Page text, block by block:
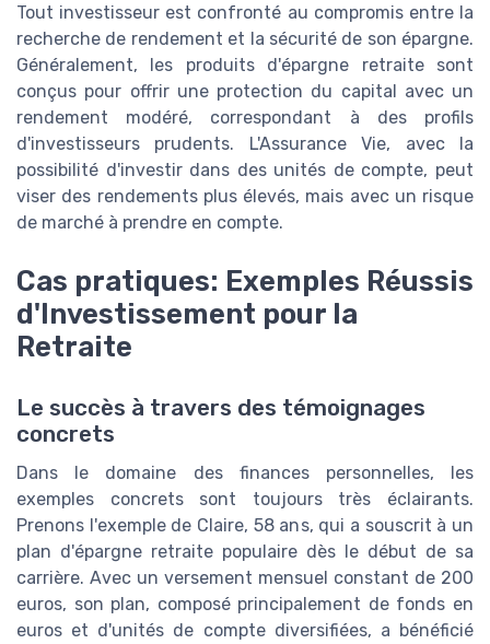
Tout investisseur est confronté au compromis entre la
recherche de rendement et la sécurité de son épargne.
Généralement, les produits d'épargne retraite sont
conçus pour offrir une protection du capital avec un
rendement modéré, correspondant à des profils
d'investisseurs prudents. L'Assurance Vie, avec la
possibilité d'investir dans des unités de compte, peut
viser des rendements plus élevés, mais avec un risque
de marché à prendre en compte.
Cas pratiques: Exemples Réussis
d'Investissement pour la
Retraite
Le succès à travers des témoignages
concrets
Dans le domaine des finances personnelles, les
exemples concrets sont toujours très éclairants.
Prenons l'exemple de Claire, 58 ans, qui a souscrit à un
plan d'épargne retraite populaire dès le début de sa
carrière. Avec un versement mensuel constant de 200
euros, son plan, composé principalement de fonds en
euros et d'unités de compte diversifiées, a bénéficié